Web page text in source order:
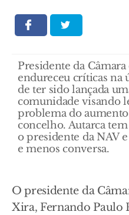
Presidente da
endureceu críticas na
de ter sido lançada
comunidade visando
problema do
concelho. Autarca
o presidente da NAV
e menos conversa.
O presidente da
Xira, Fernando Paulo